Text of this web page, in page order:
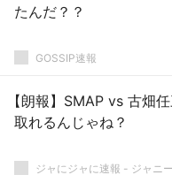
たんだ？？
GOSSIP速報
【朗報】SMAP vs 古畑
取れるんじゃね？
ジャにジャに速報 - ジャニ